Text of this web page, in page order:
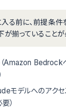
る前に、前提条件
が揃っていることが
Amazon Bedrock
モデルへのアク
）